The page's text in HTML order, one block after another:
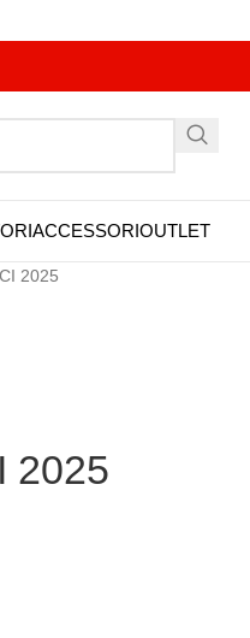
ACCESSORIOUTLET
2025
2025